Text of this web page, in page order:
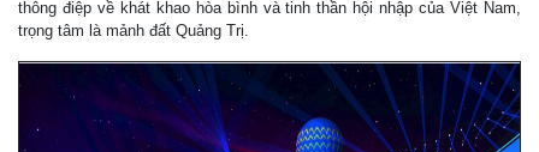
thông điệp về khát khao hòa bình và tinh thần hội nhập của Việt Nam,
trọng tâm là mảnh đất Quảng Trị.